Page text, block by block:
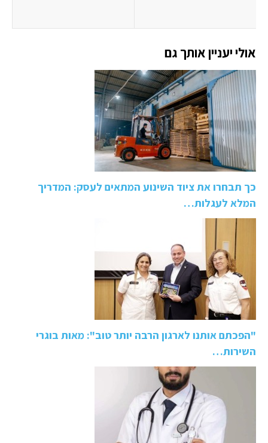
אולי יעניין אותך גם
כך תבחרו את ציוד השינוע המתאים לעסק: המדריך
המלא לעגלות…
"הפכתם אותנו לארגון הרבה יותר טוב": מאות בוגרי
השירות…